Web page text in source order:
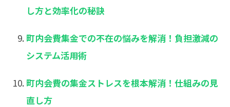
し方と効率化の秘訣
町内会費集金での不在の悩みを解消！負担激減の
システム活用術
町内会費の集金ストレスを根本解消！仕組みの見
直し方